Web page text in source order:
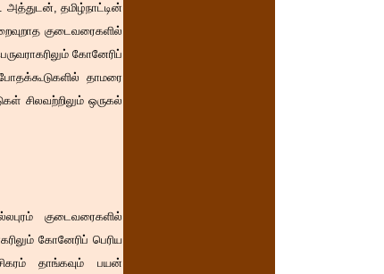
தமிழ்நாட்டின்
குடைவரைகளில்
கோனேரிப்
தாமரை
சிலவற்றிலும் ஒருகல்
குடைவரைகளில்
கோனேரிப் பெரிய
தாங்கவும் பயன்